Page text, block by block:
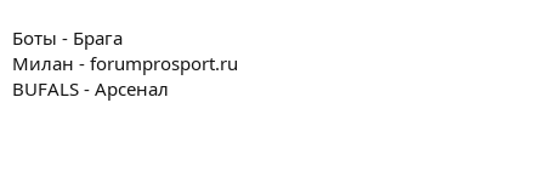
Боты - Брага
Милан - forumprosport.ru
BUFALS - Арсенал